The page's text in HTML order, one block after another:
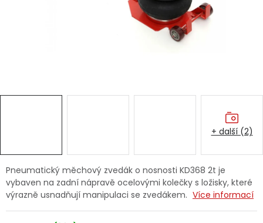
Pneumatický měchový zvedák o nosnosti KD368 2t je
vybaven na zadní nápravě ocelovými kolečky s ložisky, které
výrazně usnadňují manipulaci se zvedákem. Více informací
+ další (2)